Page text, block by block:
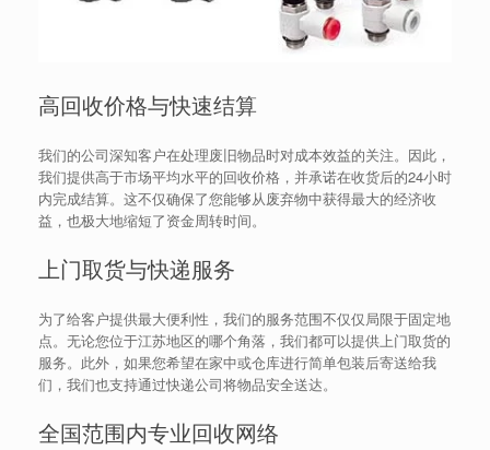
高回收价格与快速结算
我们的公司深知客户在处理废旧物品时对成本效益的关注。因此，
我们提供高于市场平均水平的回收价格，并承诺在收货后的24小时
内完成结算。这不仅确保了您能够从废弃物中获得最大的经济收
益，也极大地缩短了资金周转时间。
上门取货与快递服务
为了给客户提供最大便利性，我们的服务范围不仅仅局限于固定地
点。无论您位于江苏地区的哪个角落，我们都可以提供上门取货的
服务。此外，如果您希望在家中或仓库进行简单包装后寄送给我
们，我们也支持通过快递公司将物品安全送达。
全国范围内专业回收网络